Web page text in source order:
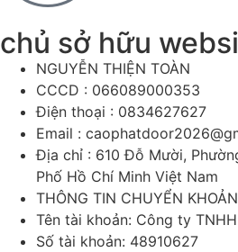
chủ sở hữu
NGUYỄN THIỆN TOÀN
CCCD : 066089000353
Điện thoại : 0834627627
Email :
Địa chỉ : 610 Đỗ Mười,
Phố Hồ Chí Minh Việt Nam
THÔNG TIN CHUYỂN
Tên tài khoản: Công ty
Số tài khoản: 48910627